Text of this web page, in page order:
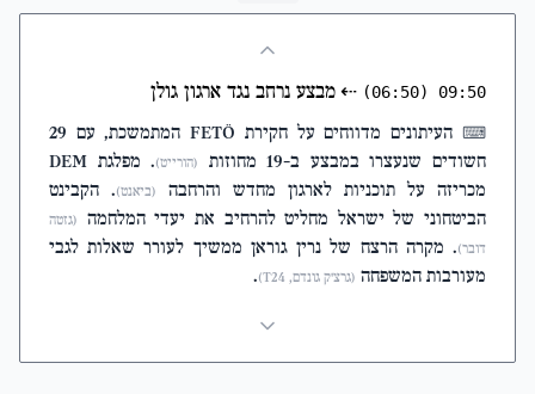
09:50
(06:50)
⇠מבצע נרחב נגד ארגון גולן
⌨
העיתונים מדווחים על חקירת FETÖ המתמשכת, עם 29
חשודים שנעצרו במבצע ב-19 מחוזות
(הורייט)
. מפלגת DEM
מכריזה על תוכניות לארגון מחדש והרחבה
(ביאנט). הקבינט
הביטחוני של ישראל מחליט להרחיב את יעדי המלחמה (גזטה
דובר). מקרה הרצח של נרין גוראן ממשיך לעורר שאלות לגבי
מעורבות המשפחה (גרצ'ק גונדם, T24) .